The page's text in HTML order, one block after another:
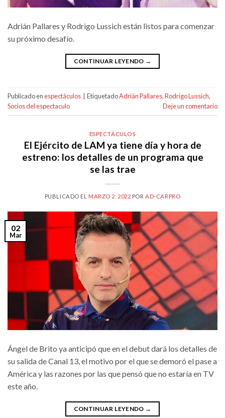
Adrián Pallares y Rodrigo Lussich están listos para comenzar
su próximo desafío.
CONTINUAR LEYENDO →
Publicado enespectáculos EtiquetadoAdrián Pallares,Rodrigo Lussich,
Socios del espectaculo
Deje un comentario
ESPECTÁCULOS
El Ejército de LAM ya tiene día y hora de
estreno: los detalles de un programa que
se las trae
PUBLICADO EL MARZO 2, 2022 PORAD-CARPRO
02
Mar
Ángel de Brito ya anticipó que en el debut dará los detalles de
su salida de Canal 13, el motivo por el que se demoró el pase a
América y las razones por las que pensó que no estaría en TV
este año.
CONTINUAR LEYENDO →